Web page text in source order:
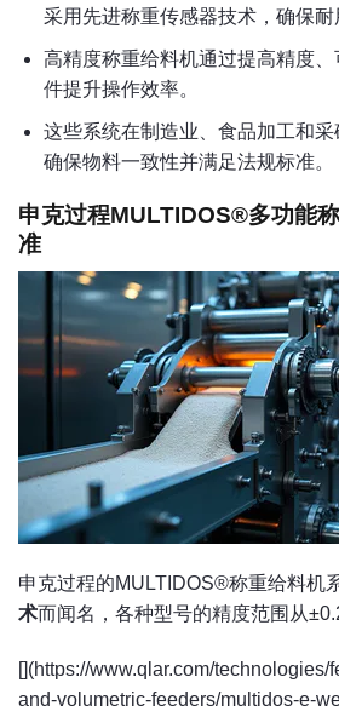
采用先进称重传感器技术，确保耐
高精度称重给料机通过提高精度
件提升操作效率。
这些系统在制造业、食品加工和采
确保物料一致性并满足法规标准。
申克过程MULTIDOS®多功能
准
申克过程的MULTIDOS®称重给料机
术而闻名，各种型号的精度范围从
[](https://www.qlar.com/technologies/
and-volumetric-feeders/multidos-e-